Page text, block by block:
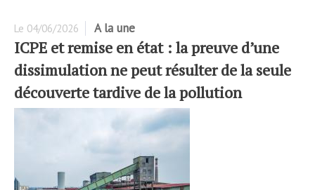
Le 04/06/2026 A la une
ICPE et remise en état : la preuve d’une
dissimulation ne peut résulter de la seule
découverte tardive de la pollution